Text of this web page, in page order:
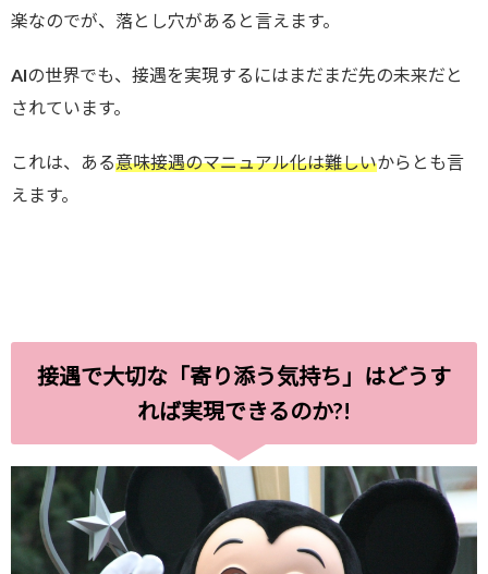
楽なのでが、落とし穴があると言えます。
AIの世界でも、接遇を実現するにはまだまだ先の未来だと
されています。
これは、ある意味接遇のマニュアル化は難しいからとも言
えます。
接遇で大切な「寄り添う気持ち」はどうす
れば実現できるのか?!